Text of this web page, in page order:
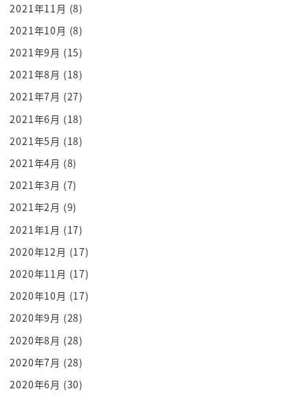
金鮭ください
を愛しています
気持ちだけをいただきますん
すーっ
あるかシリコンバレーで言っていないか老境は
8番パー4 banksy か
そっからなんだかんだでロックマンやってんだな
あります
したありがとうございます2枝豆が
rest パートナーでしょ
最後はを任せる意外と今まで見なかったん
in fashion からいるで r 団されますどんな雑誌ねー
一番長い品ぽいんじゃないですか
完璧なスタイルでしょうねやっぱはペット者パネル
様でしょ
あっん
いやいい店ですねね
って聞いたんですよ
赤坂に始まり赤沢で終わりましたねべきでしたねー
2021年11月 (8)
2021年10月 (8)
2021年9月 (15)
2021年8月 (18)
2021年7月 (27)
2021年6月 (18)
2021年5月 (18)
2021年4月 (8)
2021年3月 (7)
2021年2月 (9)
2021年1月 (17)
2020年12月 (17)
2020年11月 (17)
2020年10月 (17)
2020年9月 (28)
2020年8月 (28)
2020年7月 (28)
2020年6月 (30)